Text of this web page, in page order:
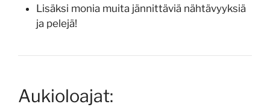
Lisäksi monia muita jännittäviä nähtävyyksiä
ja pelejä!
Aukioloajat: